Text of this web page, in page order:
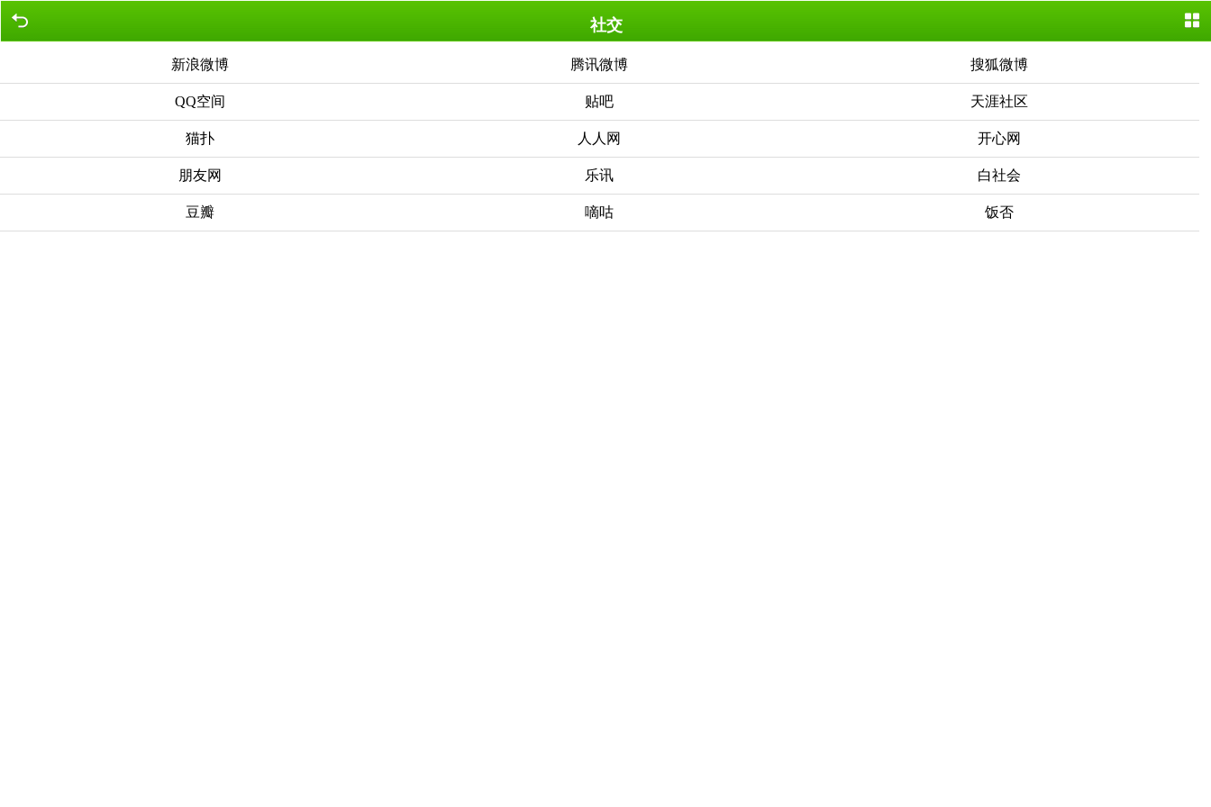
社交
新浪微博 腾讯微博 搜狐微博
QQ空间 贴吧 天涯社区
猫扑 人人网 开心网
朋友网 乐讯 白社会
豆瓣 嘀咕 饭否